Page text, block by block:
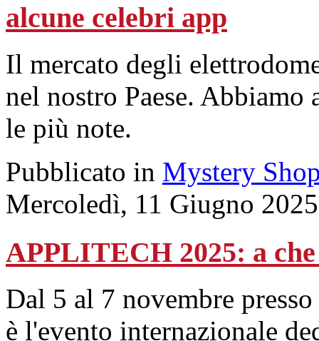
alcune celebri app
Il mercato degli
nel nostro Paese.
le più note.
Pubblicato in Mystery
Mercoledì, 11 Giugno
APPLITECH 2025: a
Dal 5 al 7 novembre
è l'evento internazionale